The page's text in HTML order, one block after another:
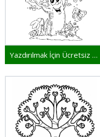
Yazdırılmak İçin Ücretsiz Ağaç